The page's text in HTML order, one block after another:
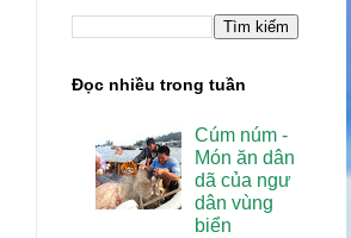
Đọc nhiều trong tuần
Cúm núm -
Món ăn dân
dã của ngư
dân vùng
biển